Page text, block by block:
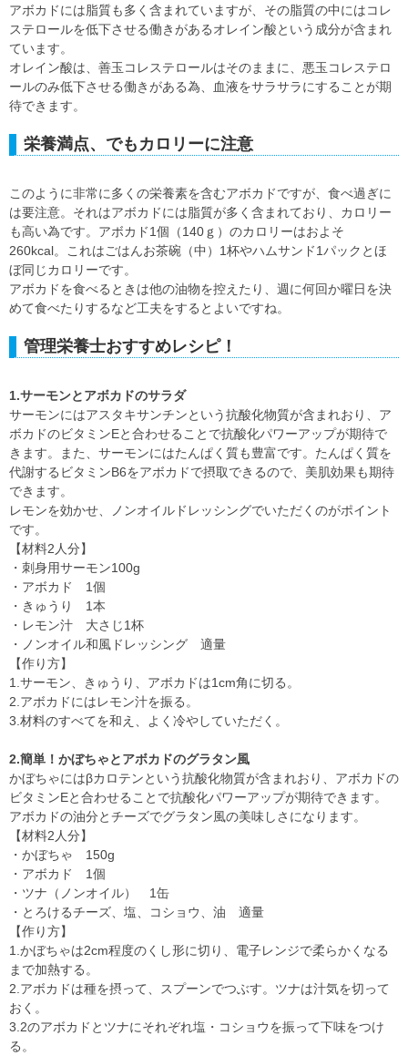
アボカドには脂質も多く含まれていますが、その脂質の中にはコレ
ステロールを低下させる働きがあるオレイン酸という成分が含まれ
ています。
オレイン酸は、善玉コレステロールはそのままに、悪玉コレステロ
ールのみ低下させる働きがある為、血液をサラサラにすることが期
待できます。
栄養満点、でもカロリーに注意
このように非常に多くの栄養素を含むアボカドですが、食べ過ぎに
は要注意。それはアボカドには脂質が多く含まれており、カロリー
も高い為です。アボカド1個（140ｇ）のカロリーはおよそ
260kcal。これはごはんお茶碗（中）1杯やハムサンド1パックとほ
ぼ同じカロリーです。
アボカドを食べるときは他の油物を控えたり、週に何回か曜日を決
めて食べたりするなど工夫をするとよいですね。
管理栄養士おすすめレシピ！
1.サーモンとアボカドのサラダ
サーモンにはアスタキサンチンという抗酸化物質が含まれおり、ア
ボカドのビタミンEと合わせることで抗酸化パワーアップが期待で
きます。また、サーモンにはたんぱく質も豊富です。たんぱく質を
代謝するビタミンB6をアボカドで摂取できるので、美肌効果も期待
できます。
レモンを効かせ、ノンオイルドレッシングでいただくのがポイント
です。
【材料2人分】
・刺身用サーモン100g
・アボカド 1個
・きゅうり 1本
・レモン汁 大さじ1杯
・ノンオイル和風ドレッシング 適量
【作り方】
1.サーモン、きゅうり、アボカドは1cm角に切る。
2.アボカドにはレモン汁を振る。
3.材料のすべてを和え、よく冷やしていただく。
2.簡単！かぼちゃとアボカドのグラタン風
かぼちゃにはβカロテンという抗酸化物質が含まれおり、アボカドの
ビタミンEと合わせることで抗酸化パワーアップが期待できます。
アボカドの油分とチーズでグラタン風の美味しさになります。
【材料2人分】
・かぼちゃ 150g
・アボカド 1個
・ツナ（ノンオイル） 1缶
・とろけるチーズ、塩、コショウ、油 適量
【作り方】
1.かぼちゃは2cm程度のくし形に切り、電子レンジで柔らかくなる
まで加熱する。
2.アボカドは種を摂って、スプーンでつぶす。ツナは汁気を切って
おく。
3.2のアボカドとツナにそれぞれ塩・コショウを振って下味をつけ
る。